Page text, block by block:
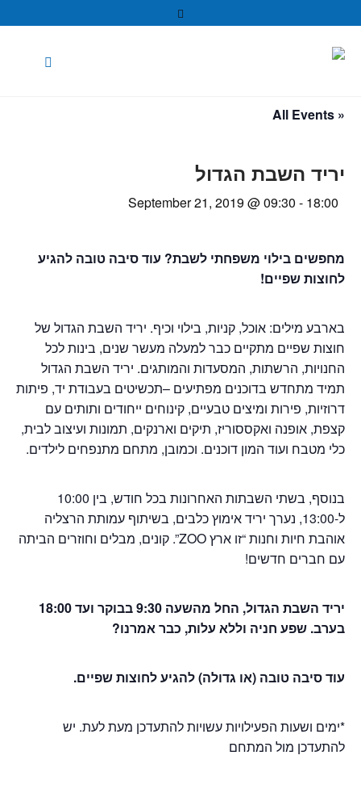
« All Events
יריד השבת הגדול
September 21, 2019 @ 09:30 - 18:00
מחפשים בילוי משפחתי לשבת? עוד סיבה טובה להגיע
לחוצות שפיים!
בארבע מילים: אוכל, קניות, בילוי וכיף. יריד השבת הגדול של
חוצות שפיים מתקיים כבר למעלה מעשר שנים, בינות לכל
החנויות, הרשתות, המסעדות והמותגים. יריד השבת הגדול
תמיד מתחדש בדוכנים מפתיעים –תכשיטים בעבודת יד, פיתות
דרוזיות, פירות ומיצים טבעיים, קינוחים ייחודים ותותים עם
קצפת, אופנה ואקססוריז, תיקים וארנקים, תמונות ועיצוב לבית,
כלי מטבח ועוד המון דוכנים. וכמובן, מתחם מתנפחים לילדים.
בנוסף, בשתי השבתות האחרונות בכל חודש, בין 10:00
ל-13:00, נערך יריד אימוץ כלבים, בשיתוף עמותת הרצליה
אוהבת חיות וחנות “זו ארץ ZOO”. קונים, מבלים וחוזרים הביתה
עם חברים חדשים!
יריד השבת הגדול, החל מהשעה 9:30 בבוקר ועד 18:00
בערב. שפע חניה וללא עלות, כבר אמרנו?
עוד סיבה טובה (או גדולה) להגיע לחוצות שפיים.
*ימים ושעות הפעילויות עשויות להתעדכן מעת לעת. יש
להתעדכן מול המתחם